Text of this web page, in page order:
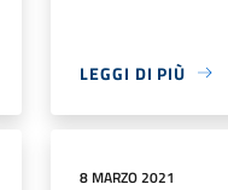
LEGGI DI PIÙ
8 MARZO 2021